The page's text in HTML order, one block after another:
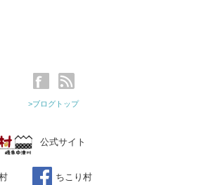
>ブログトップ
公式サイト
ちこり村